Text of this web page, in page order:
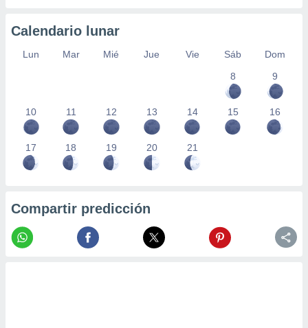
Calendario lunar
Lun Mar Mié Jue Vie Sáb
Dom
8
9
10 11 12 13 14 15 16
17 18 19 20 21
Compartir predicción